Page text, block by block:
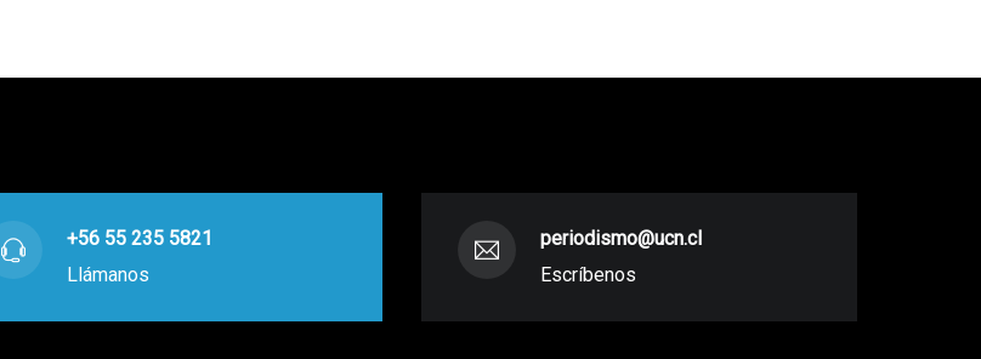
+56 55 235 5821
Llámanos
periodismo@ucn.cl
Escríbenos